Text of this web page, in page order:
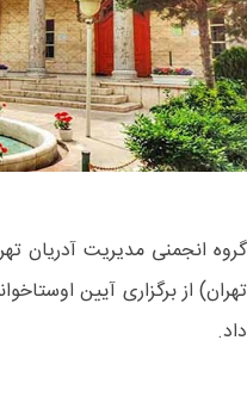
گروه انجمنی مدیریت آدریان
تهران) از برگزاری آیین
داد.